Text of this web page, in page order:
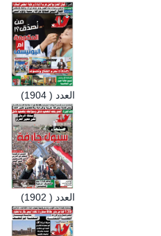
العدد ( 1904)
العدد ( 1902)